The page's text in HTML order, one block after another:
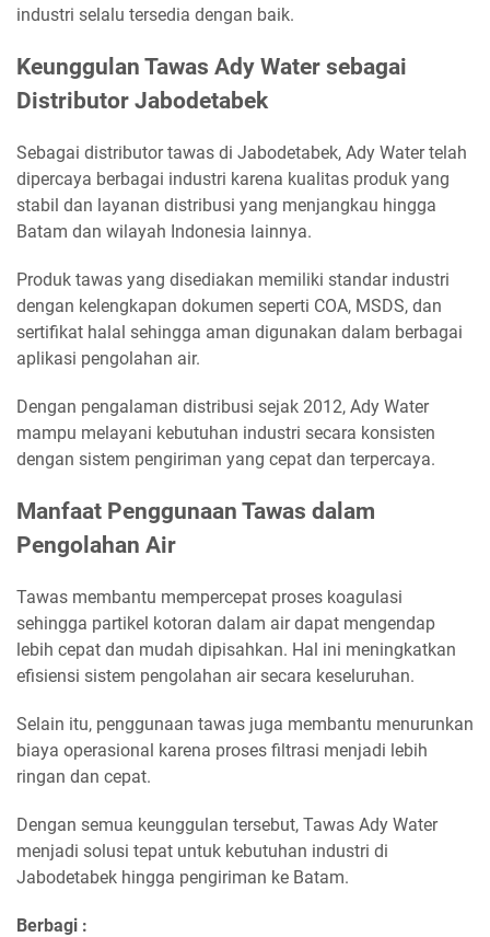
industri selalu tersedia dengan baik.
Keunggulan Tawas Ady Water sebagai
Distributor Jabodetabek
Sebagai distributor tawas di Jabodetabek, Ady Water telah
dipercaya berbagai industri karena kualitas produk yang
stabil dan layanan distribusi yang menjangkau hingga
Batam dan wilayah Indonesia lainnya.
Produk tawas yang disediakan memiliki standar industri
dengan kelengkapan dokumen seperti COA, MSDS, dan
sertifikat halal sehingga aman digunakan dalam berbagai
aplikasi pengolahan air.
Dengan pengalaman distribusi sejak 2012, Ady Water
mampu melayani kebutuhan industri secara konsisten
dengan sistem pengiriman yang cepat dan terpercaya.
Manfaat Penggunaan Tawas dalam
Pengolahan Air
Tawas membantu mempercepat proses koagulasi
sehingga partikel kotoran dalam air dapat mengendap
lebih cepat dan mudah dipisahkan. Hal ini meningkatkan
efisiensi sistem pengolahan air secara keseluruhan.
Selain itu, penggunaan tawas juga membantu menurunkan
biaya operasional karena proses filtrasi menjadi lebih
ringan dan cepat.
Dengan semua keunggulan tersebut, Tawas Ady Water
menjadi solusi tepat untuk kebutuhan industri di
Jabodetabek hingga pengiriman ke Batam.
Berbagi :